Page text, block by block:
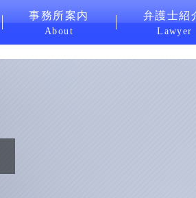
事務所案内
About
弁護士紹
Lawyer